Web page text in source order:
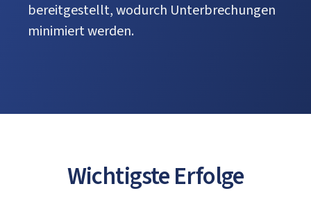
bereitgestellt, wodurch Unterbrechungen
minimiert werden.
Wichtigste Erfolge